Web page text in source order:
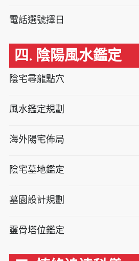
電話選號擇日
四. 陰陽風水鑑定
陰宅尋龍點穴
風水鑑定規劃
海外陽宅佈局
陰宅墓地鑑定
墓園設計規劃
靈骨塔位鑑定